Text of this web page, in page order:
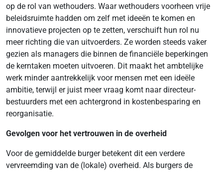
op de rol van wethouders. Waar wethouders voorheen vrije
beleidsruimte hadden om zelf met ideeën te komen en
innovatieve projecten op te zetten, verschuift hun rol nu
meer richting die van uitvoerders. Ze worden steeds vaker
gezien als managers die binnen de financiële beperkingen
de kerntaken moeten uitvoeren. Dit maakt het ambtelijke
werk minder aantrekkelijk voor mensen met een ideële
ambitie, terwijl er juist meer vraag komt naar directeur-
bestuurders met een achtergrond in kostenbesparing en
reorganisatie.
Gevolgen voor het vertrouwen in de overheid
Voor de gemiddelde burger betekent dit een verdere
vervreemding van de (lokale) overheid. Als burgers de